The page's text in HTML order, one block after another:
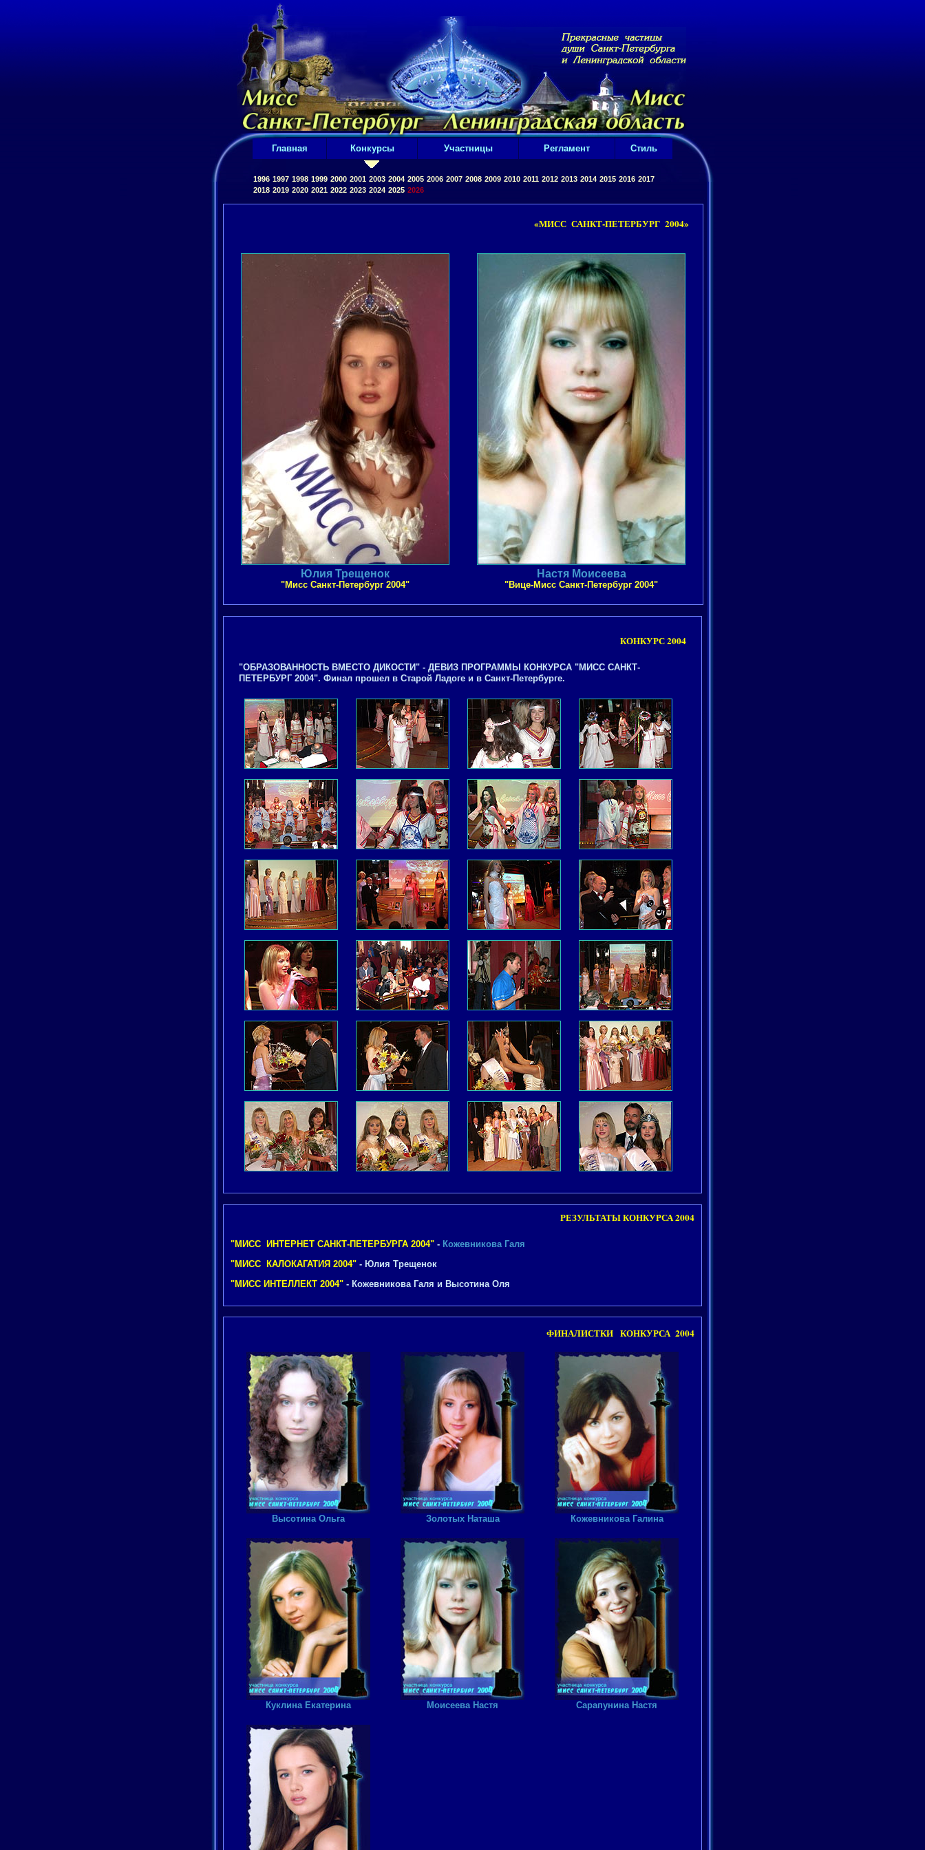
Главная Конкурсы Участницы Регламент Стиль
1996 1997 1998 1999 2000 2001 2003 2004 2005 2006 2007 2008 2009 2010 2011 2012 2013 2014 2015 2016 2017
2018 2019 2020 2021 2022 2023 2024 2025 2026
«МИСС САНКТ-ПЕТЕРБУРГ 2004»
Юлия Трещенок
"Мисс Санкт-Петербург 2004"
Настя Моисеева
"Вице-Мисс Санкт-Петербург 2004"
КОНКУРС 2004
"ОБРАЗОВАННОСТЬ ВМЕСТО ДИКОСТИ" - ДЕВИЗ ПРОГРАММЫ КОНКУРСА "МИСС САНКТ-
ПЕТЕРБУРГ 2004". Финал прошел в Старой Ладоге и в Санкт-Петербурге.
РЕЗУЛЬТАТЫ КОНКУРСА 2004
"МИСС ИНТЕРНЕТ САНКТ-ПЕТЕРБУРГА 2004" - Кожевникова Галя
"МИСС КАЛОКАГАТИЯ 2004" - Юлия Трещенок
"МИСС ИНТЕЛЛЕКТ 2004" - Кожевникова Галя и Высотина Оля
ФИНАЛИСТКИ КОНКУРСА 2004
Высотина Ольга Золотых Наташа Кожевникова Галина
Куклина Екатерина Моисеева Настя Сарапунина Настя